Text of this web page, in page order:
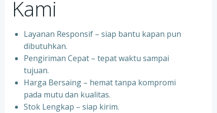
Kami
Layanan Responsif – siap bantu kapan pun
dibutuhkan.
Pengiriman Cepat – tepat waktu sampai
tujuan.
Harga Bersaing – hemat tanpa kompromi
pada mutu dan kualitas.
Stok Lengkap – siap kirim.